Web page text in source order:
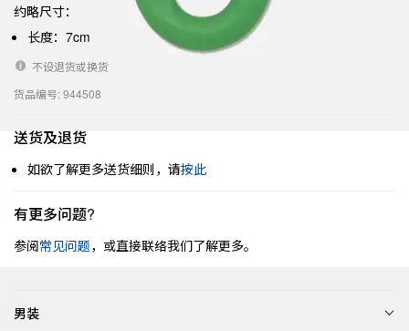
约略尺寸：
长度：7cm
不设退货或换货
货品编号: 944508
送货及退货
如欲了解更多送货细则，请按此
有更多问题?
参阅常见问题，或直接联络我们了解更多。
男装